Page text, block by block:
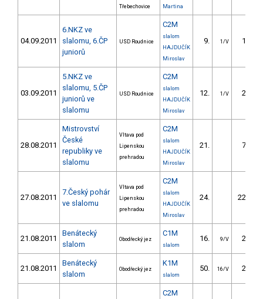
Třebechovice
Martina
04.09.2011
6.NKZ ve
slalomu, 6.ČP
juniorů
USD Roudnice
C2M
slalom
HAJDUČÍK
Miroslav
9. 1/V 18.99
03.09.2011
5.NKZ ve
slalomu, 5.ČP
juniorů ve
slalomu
USD Roudnice
C2M
slalom
HAJDUČÍK
Miroslav
12. 1/V 26.12
28.08.2011
Mistrovství
České
republiky ve
slalomu
Vltava pod
Lipenskou
prehradou
C2M
slalom
HAJDUČÍK
Miroslav
21. 75.57
27.08.2011
7.Český pohár
ve slalomu
Vltava pod
Lipenskou
prehradou
C2M
slalom
HAJDUČÍK
Miroslav
24. 222.00
21.08.2011
Benátecký
slalom
Obodřecký jez
C1M
slalom
16. 9/V 20.60
21.08.2011
Benátecký
slalom
Obodřecký jez
K1M
slalom
50. 16/V 25.70
C2M